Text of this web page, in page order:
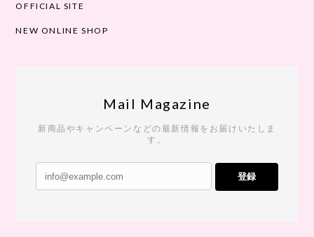
OFFICIAL SITE
NEW ONLINE SHOP
Mail Magazine
新商品やキャンペーンなどの最新情報をお届けいたしま
す。
登録